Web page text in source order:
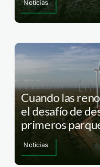
Noticias
Cuando las
el desafío de
primeros
Noticias